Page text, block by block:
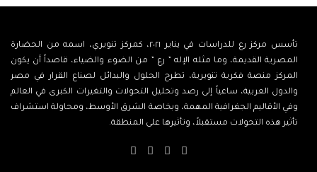
تأسس مركز رع للدراسات في يناير ٢٠٢١، كمركز تنويري، اسمه من الحضارة
المصرية القديمة، وما مثله الإله ” رع ” من الضوء والضياء، قاصداً أن يكون
المركز منصة فكرية تنويرية، تطرح الحلول والبدائل لصناع القرار في مصر
والدول العربية، ساعياً إلى رصد وتحليل التحولات والتغيرات الكبرى في العالم
وفي الأقاليم الجغرافية المهمة، وبخاصة الشرق الأوسط، ومحاولة استشراف
تأثير هذه التحولات مستقبلاً، وتأثيرها على المنطقة.
فيسبوك
‫X
‫YouTube